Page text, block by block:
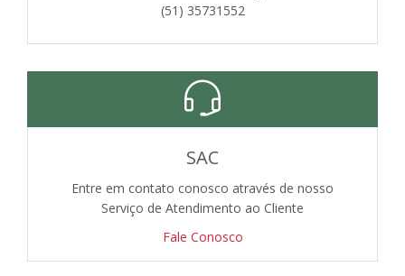
(51) 35731552
SAC
Entre em contato conosco através de nosso
Serviço de Atendimento ao Cliente
Fale Conosco